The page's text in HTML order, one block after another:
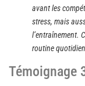
avant les
stress, mais
l’entraînement.
routine
Témoignage